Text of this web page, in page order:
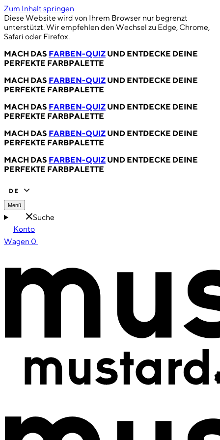
Zum Inhalt springen
Diese Website wird von Ihrem Browser nur begrenzt
unterstützt. Wir empfehlen den Wechsel zu Edge, Chrome,
Safari oder Firefox.
MACH DAS FARBEN-QUIZ UND ENTDECKE DEINE
PERFEKTE FARBPALETTE
MACH DAS FARBEN-QUIZ UND ENTDECKE DEINE
PERFEKTE FARBPALETTE
MACH DAS FARBEN-QUIZ UND ENTDECKE DEINE
PERFEKTE FARBPALETTE
MACH DAS FARBEN-QUIZ UND ENTDECKE DEINE
PERFEKTE FARBPALETTE
MACH DAS FARBEN-QUIZ UND ENTDECKE DEINE
PERFEKTE FARBPALETTE
DE
Menü
Suche
Konto
Wagen 0